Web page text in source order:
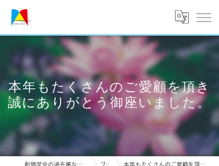
本年もたくさんのご愛顧を頂き
誠にありがとう御座いました。
創価学会の過去帳なら実績のメークアシスト ブログ 本年もたくさんのご愛顧を頂き誠にありがとう御座いました。